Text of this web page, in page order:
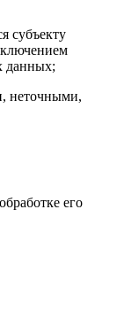
субъекту
данных;
неточными,
его